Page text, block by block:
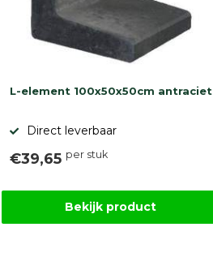
L-element 100x50x50cm antraciet
Direct leverbaar
€39,65 per stuk
Bekijk product